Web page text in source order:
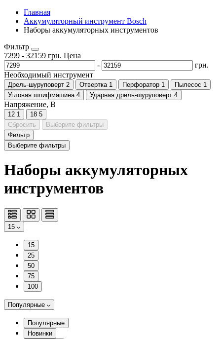
Главная
Аккумуляторный инструмент Bosch
Наборы аккумуляторных инструментов
Фильтр
7299 - 32159 грн. Цена
-
грн.
Необходимый инструмент
Дрель-шуруповерт 2 Отвертка 1 Перфоратор 1 Пылесос 1
Угловая шлифмашина 4 Ударная дрель-шуруповерт 4
Напряжение, В
12 1 18 5
Сбросить
Выберите фильтры
Фильтр
Выберите фильтры
Наборы аккумуляторных
инструментов
15
15
25
50
75
100
Популярные
Популярные
Новинки